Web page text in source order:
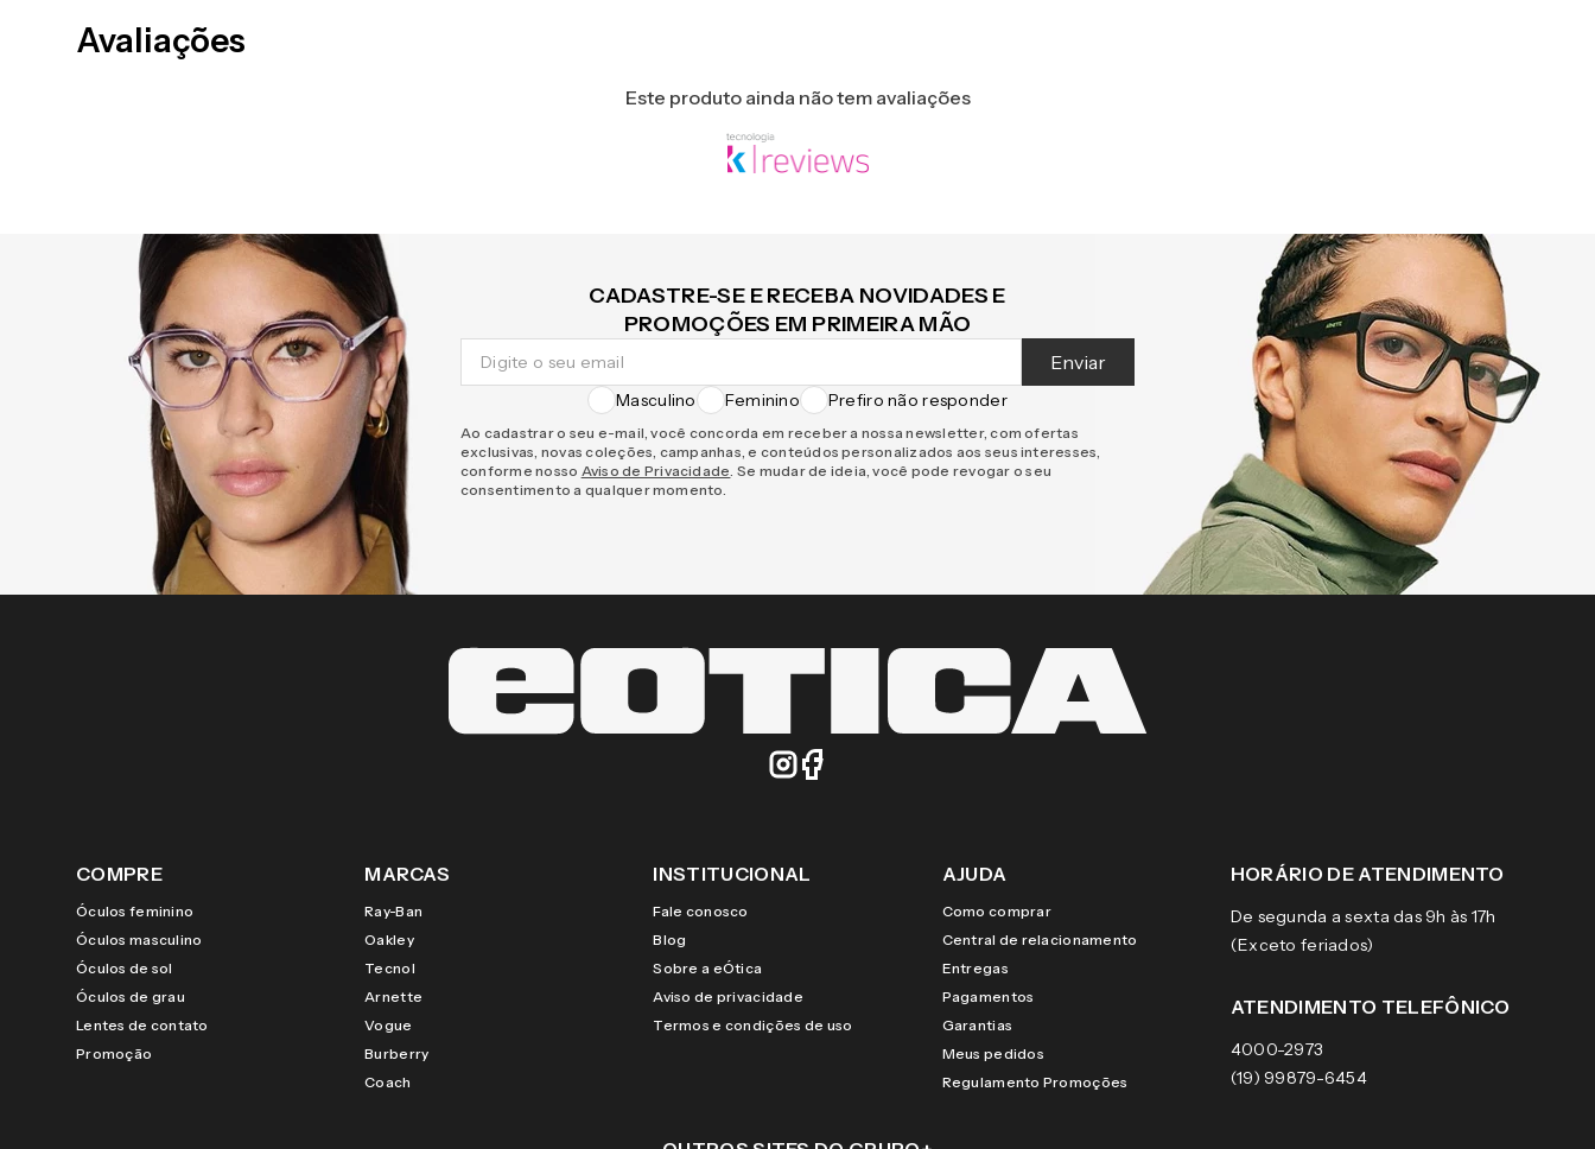
Avaliações
Este produto ainda não tem avaliações
CADASTRE-SE E RECEBA NOVIDADES E
PROMOÇÕES EM PRIMEIRA MÃO
Enviar
Masculino Feminino Prefiro não responder
Ao cadastrar o seu e-mail, você concorda em receber a nossa newsletter, com ofertas
exclusivas, novas coleções, campanhas, e conteúdos personalizados aos seus interesses,
conforme nosso Aviso de Privacidade. Se mudar de ideia, você pode revogar o seu
consentimento a qualquer momento.
COMPRE
Óculos feminino
Óculos masculino
Óculos de sol
Óculos de grau
Lentes de contato
Promoção
MARCAS
Ray-Ban
Oakley
Tecnol
Arnette
Vogue
Burberry
Coach
INSTITUCIONAL
Fale conosco
Blog
Sobre a eÓtica
Aviso de privacidade
Termos e condições de uso
AJUDA
Como comprar
Central de relacionamento
Entregas
Pagamentos
Garantias
Meus pedidos
Regulamento Promoções
HORÁRIO DE ATENDIMENTO
De segunda a sexta das 9h às 17h
(Exceto feriados)
ATENDIMENTO TELEFÔNICO
4000-2973
(19) 99879-6454